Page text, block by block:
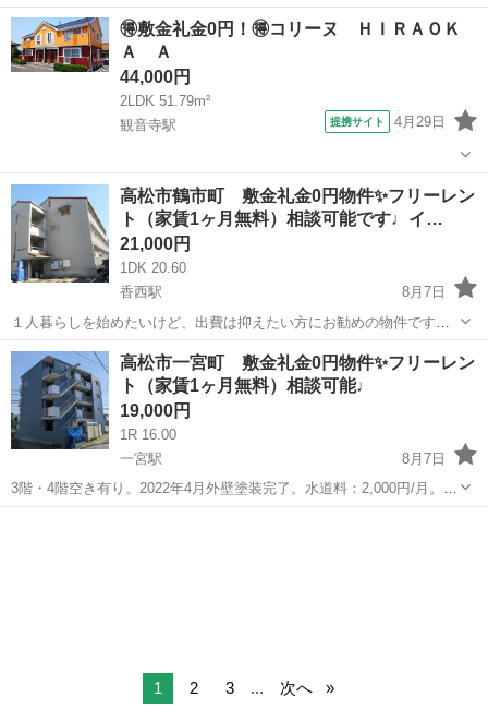
す。 ※住所のピンは正確では無い可能性ございますので、現地確認や
内見ご希望の際はご連絡下さい。 ※お部屋のクリーニング費用は退去
時に定額クリーニング費用と...
香川 高松市 国分駅 アパート 仲介手数料
🉐敷金礼金0円！🉐コリーヌ ＨＩＲＡＯＫ
Ａ Ａ
44,000円
2LDK 51.79m²
観音寺駅
提携サイト 4月29日
香川 観音寺市 観音寺駅 アパート
高松市鶴市町 敷金礼金0円物件✨フリーレン
ト（家賃1ヶ月無料）相談可能です♩イ…
21,000円
1DK 20.60
香西駅
8月7日
１人暮らしを始めたいけど、出費は抑えたい方にお勧めの物件です。
収納スペースが広く、日当たり生活環境良好な物件です。ＪＲ香西駅
も近く通勤に便利です。周辺にスーパー、コンビニ有。水道料：2,000
円/月。 ※住所の...
香川 高松市 香西駅 アパート 物件
高松市一宮町 敷金礼金0円物件✨フリーレン
ト（家賃1ヶ月無料）相談可能♩
19,000円
1R 16.00
一宮駅
8月7日
3階・4階空き有り。2022年4月外壁塗装完了。水道料：2,000円/月。
※住所のピンは正確では無い可能性ございますので、現地確認や内見
1 2 3 ... 次へ